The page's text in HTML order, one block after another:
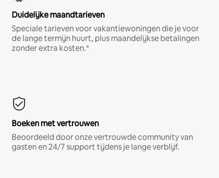
Duidelijke maandtarieven
Speciale tarieven voor vakantiewoningen die je voor
de lange termijn huurt, plus maandelijkse betalingen
zonder extra kosten.*
Boeken met vertrouwen
Beoordeeld door onze vertrouwde community van
gasten en 24/7 support tijdens je lange verblijf.